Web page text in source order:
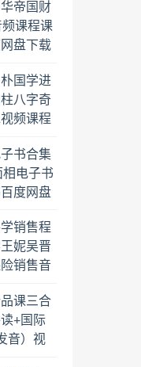
帝国财
课程课
盘下载
国学进
八字奇
频课程
书合集
电子书
度网盘
销售程
妮吴晋
销售音
课三合
+国际
音）视